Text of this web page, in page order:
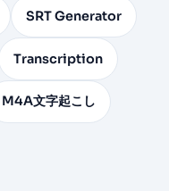
SRT Generator
Transcription
M4A文字起こし